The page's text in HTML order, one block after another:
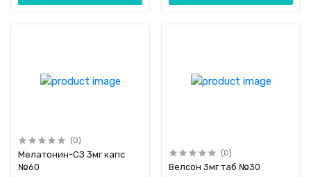
(0)
Мелатонин-СЗ 3мг капс
№60
(0)
Велсон 3мг таб №30